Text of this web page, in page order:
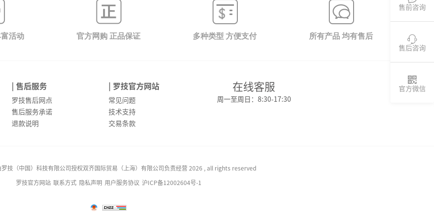
售前咨询

售后咨询

官方微信
活动 官方网购 正品保证 多种类型 方便支付 所有产品 均有售后
| 售后服务
罗技售后网点
售后服务承诺
退款说明
| 罗技官方网站
常见问题
技术支持
交易条款
在线客服
周一至周日：8:30-17:30
技（中国）科技有限公司授权双齐国际贸易（上海）有限公司负责经营 2026 , all rights reserved
罗技官方网站 联系方式 隐私声明 用户服务协议 沪ICP备12002604号-1